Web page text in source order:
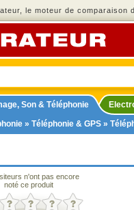
le moteur de comparaison
Son & Téléphonie
» Téléphonie & GPS »
n'ont pas encore
noté ce produit